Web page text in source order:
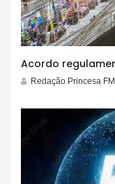
Redação Princesa FM